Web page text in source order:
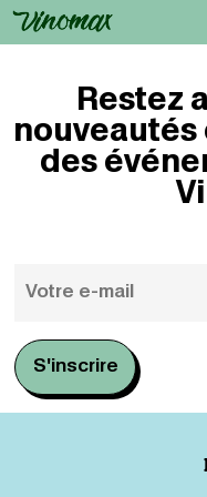
Restez
nouveautés
des